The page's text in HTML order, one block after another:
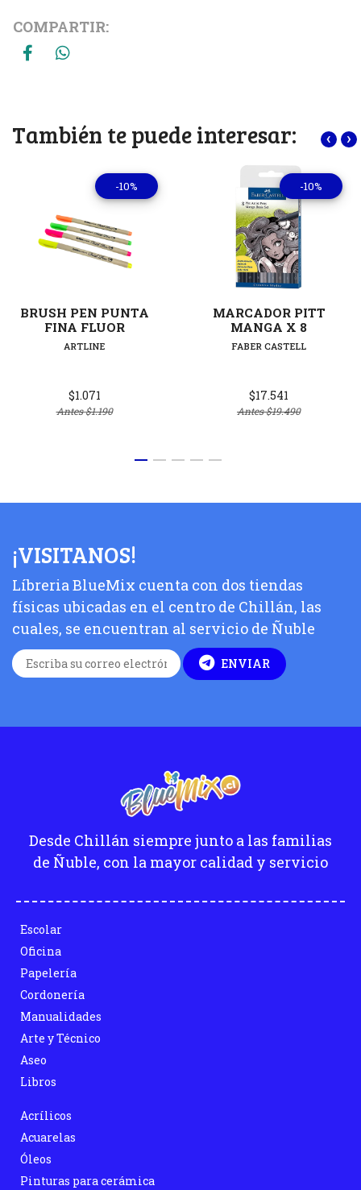
COMPARTIR:
También te puede interesar:
-10%
BRUSH PEN PUNTA
FINA FLUOR
ARTLINE
$1.071
Antes$1.190
-10%
MARCADOR PITT
MANGA X 8
FABER CASTELL
$17.541
Antes$19.490
‹ ›
¡VISITANOS!
Líbreria BlueMix cuenta con dos tiendas
físicas ubicadas en el centro de Chillán, las
cuales, se encuentran al servicio de Ñuble
ENVIAR
Desde Chillán siempre junto a las familias
de Ñuble, con la mayor calidad y servicio
Escolar
Oficina
Papelería
Cordonería
Manualidades
Arte y Técnico
Aseo
Libros
Acrílicos
Acuarelas
Óleos
Pinturas para cerámica